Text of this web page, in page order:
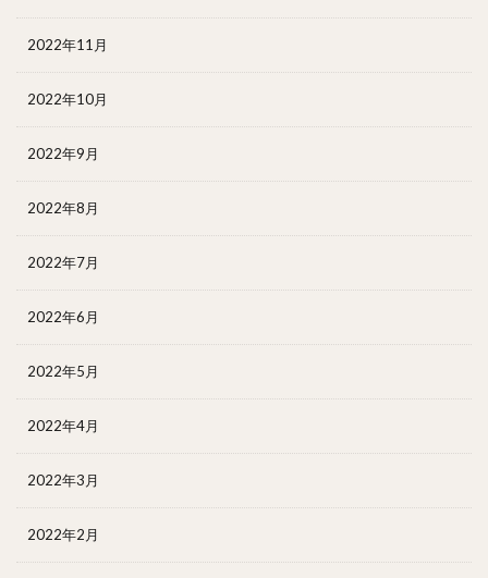
2022年11月
2022年10月
2022年9月
2022年8月
2022年7月
2022年6月
2022年5月
2022年4月
2022年3月
2022年2月